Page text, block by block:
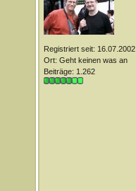
Registriert seit: 16.07.2002
Ort: Geht keinen was an
Beiträge: 1.262